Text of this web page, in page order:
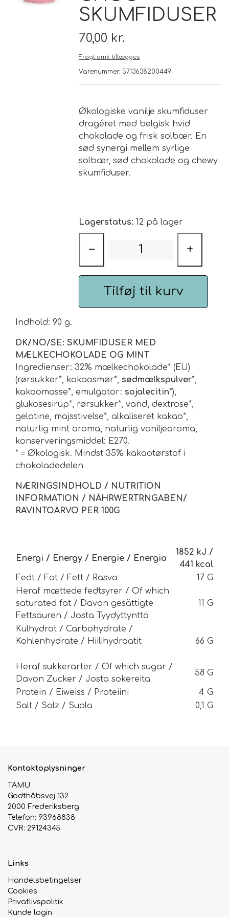
Brand
Te
Sort Te
Grøn Te
Grøn Hvid Te
Rooibush
Urte & Frugt teer
Husets Teblandinger
Chaplon Te
Kusmi Te
Matcha te og tilbehør
Nyheder
Åbningstider
SKUMFIDUSER
70,00 kr.
Fragt omk. tillægges
Varenummer: 5713638200449
Økologiske vanilje skumfiduser
dragéret med belgisk hvid
chokolade og frisk solbær. En
sød synergi mellem syrlige
solbær, sød chokolade og chewy
skumfiduser.
Lagerstatus: 12 på lager
− +
Tilføj til kurv
Indhold: 90 g.
DK/NO/SE: SKUMFIDUSER MED
MÆLKECHOKOLADE OG MINT
Ingredienser: 32% mælkechokolade* (EU)
(rørsukker*, kakaosmør*, sødmælkspulver*,
kakaomasse*, emulgator: sojalecitin*),
glukosesirup*, rørsukker*, vand, dextrose*,
gelatine, majsstivelse*, alkaliseret kakao*,
naturlig mint aroma, naturlig vaniljearoma,
konserveringsmiddel: E270.
* = Økologisk. Mindst 35% kakaotørstof i
chokoladedelen
NÆRINGSINDHOLD / NUTRITION
INFORMATION / NÄHRWERTRNGABEN/
RAVINTOARVO PER 100G
Energi / Energy / Energie / Energia
1852 kJ /
441 kcal
Fedt / Fat / Fett / Rasva
17 G
Heraf mættede fedtsyrer / Of which
saturated fat / Davon gesättigte
Fettsäuren / Josta Tyydyttynttä
11 G
Kulhydrat / Carbohydrate /
Kohlenhydrate / Hiilihydraatit
66 G
Heraf sukkerarter / Of which sugar /
Davon Zucker / Josta sokereita
58 G
Protein / Eiweiss / Proteiini
4 G
Salt / Salz / Suola
0,1 G
Kontaktoplysninger
TAMU
Godthåbsvej 132
2000 Frederiksberg
Telefon: 93968838
CVR: 29124345
Links
Handelsbetingelser
Cookies
Privatlivspolitik
Kunde login